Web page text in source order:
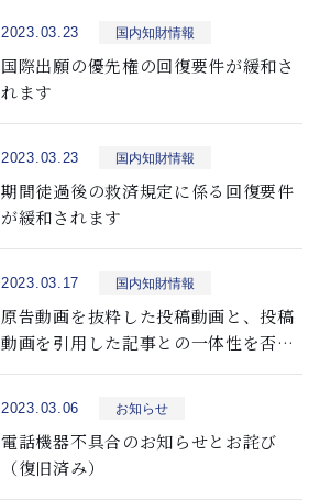
2023.03.23 国内知財情報
国際出願の優先権の回復要件が緩和さ
れます
2023.03.23 国内知財情報
期間徒過後の救済規定に係る回復要件
が緩和されます
2023.03.17 国内知財情報
原告動画を抜粋した投稿動画と、投稿
動画を引用した記事との一体性を否定
して、投稿動画の著作権侵害を認めた
2023.03.06 お知らせ
電話機器不具合のお知らせとお詫び
（復旧済み）